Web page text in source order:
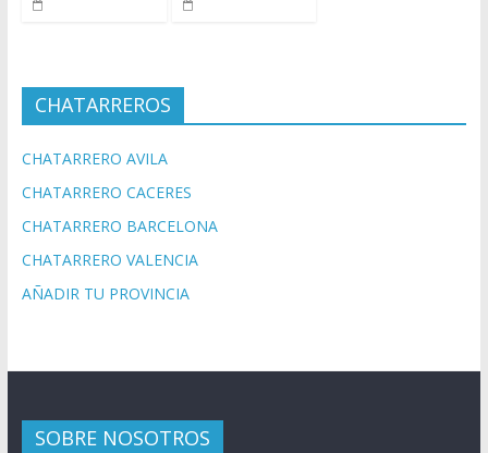
CHATARREROS
CHATARRERO AVILA
CHATARRERO CACERES
CHATARRERO BARCELONA
CHATARRERO VALENCIA
AÑADIR TU PROVINCIA
SOBRE NOSOTROS